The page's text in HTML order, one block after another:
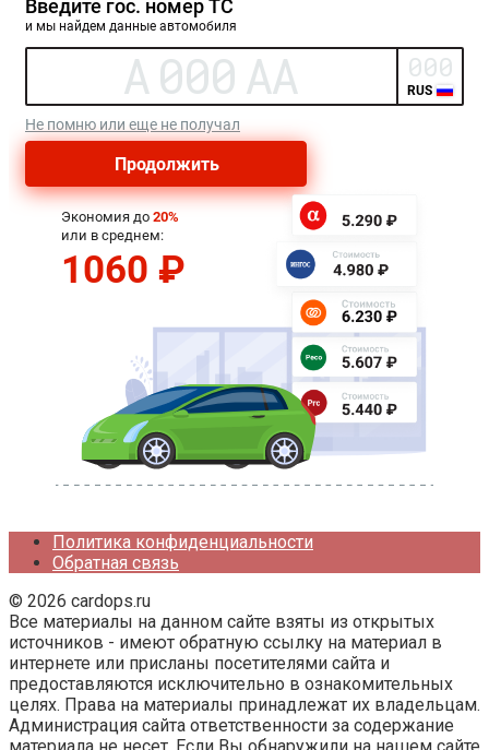
Политика конфиденциальности
Обратная связь
© 2026 cardops.ru
Все материалы на данном сайте взяты из открытых
источников - имеют обратную ссылку на материал в
интернете или присланы посетителями сайта и
предоставляются исключительно в ознакомительных
целях. Права на материалы принадлежат их владельцам.
Администрация сайта ответственности за содержание